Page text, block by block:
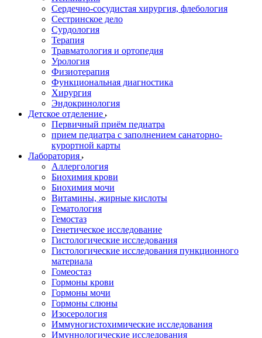
Сердечно-сосудистая хирургия, флебология
Сестринское дело
Сурдология
Терапия
Травматология и ортопедия
Урология
Физиотерапия
Функциональная диагностика
Хирургия
Эндокринология
Детское отделение
Первичный приём педиатра
прием педиатра с заполнением санаторно-
курортной карты
Лаборатория
Аллергология
Биохимия крови
Биохимия мочи
Витамины, жирные кислоты
Гематология
Гемостаз
Генетическое исследование
Гистологические исследования
Гистологические исследования пункционного
материала
Гомеостаз
Гормоны крови
Гормоны мочи
Гормоны слюны
Изосерология
Иммуногистохимические исследования
Имуннологические исследования